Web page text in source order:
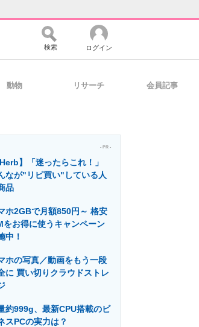
マーケ×ITの今がよく分かる
建設×テクノロジーの最前線
検索 ログイン
動物 リサーチ 会員記事
- PR -
】「迷ったらこれ！」
なが"リピ買い"している人
品
ホ2GBで月額850円～ 格安
をお得に使うキャンペーン
中！
ホの写真／動画をもう一段
に 買い切りクラウドストレ
約999g、最新CPU搭載のビ
スPCの実力は？